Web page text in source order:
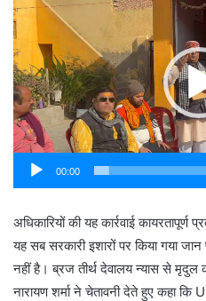
Player
00:00
अधिकारियों की यह कार्रवाई कायरतापूर्ण
यह सब सरकारी इशारों पर किया गया
नहीं है। ब्रज तीर्थ देवालय न्यास से मृदुल
नारायण शर्मा ने चेतावनी देते हुए कहा कि